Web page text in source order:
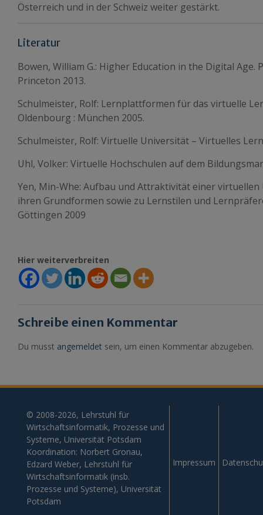
Österreich und in der Schweiz weiter gestärkt.
Literatur
Bowen, William G.: Higher Education in the Digital Age.
Princeton 2013.
Schulmeister, Rolf: Lernplattformen für das virtuelle
Oldenbourg : München 2005.
Schulmeister, Rolf: Virtuelle Universität – Virtuelles
Uhl, Volker: Virtuelle Hochschulen auf dem
Yen, Min-Whe: Aufbau und Attraktivität einer
ihren Grundformen sowie zu Lernstilen und
Göttingen 2009
Hier weiterverbreiten
Schreibe einen Kommentar
Du musst angemeldet sein, um einen Kommentar abzugeben.
© 2008-2026, Lehrstuhl für
Wirtschaftsinformatik, Prozesse und
Systeme, Universität Potsdam
Koordination: Norbert Gronau,
Edzard Weber, Lehrstuhl für
Wirtschaftsinformatik (insb.
Prozesse und Systeme), Universität
Potsdam
Impressum